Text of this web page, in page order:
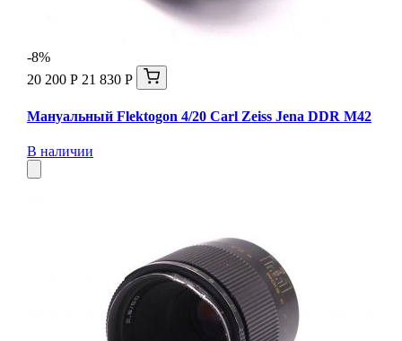
-8%
20 200 Р 21 830 Р
Мануальный Flektogon 4/20 Carl Zeiss Jena DDR М42
В наличии